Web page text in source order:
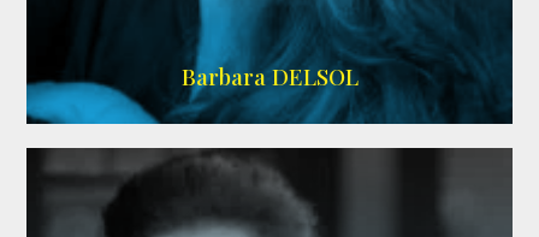
IMDB
Barbara DELSOL